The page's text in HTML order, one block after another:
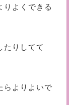
よくできる
たりしてて
らよりよいで